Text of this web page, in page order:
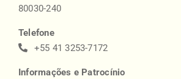
80030-240
Telefone
+55 41 3253-7172
Informações e Patrocínio